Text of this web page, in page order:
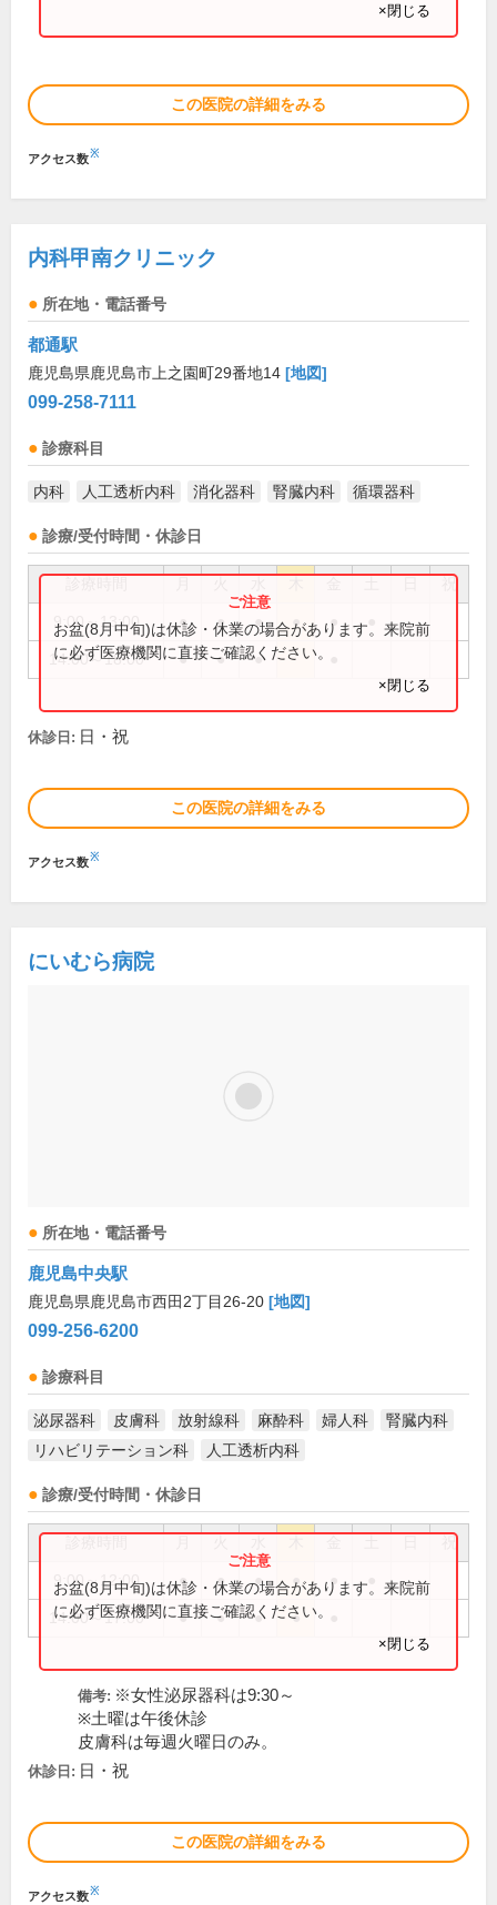
×閉じる
この医院の詳細をみる
アクセス数※
内科甲南クリニック
所在地・電話番号
都通駅
鹿児島県鹿児島市上之園町29番地14 [地図]
099-258-7111
診療科目
内科 人工透析内科 消化器科 腎臓内科 循環器科
診療/受付時間・休診日
祝
9:00～13:00 ● ● ● ● ●
14:00～18:00 ● ● ●
お盆(8月中旬)は休診・休業の場合があります。来院前
に必ず医療機関に直接ご確認ください。
×閉じる
休診日: 日・祝
この医院の詳細をみる
アクセス数※
にいむら病院
所在地・電話番号
鹿児島中央駅
鹿児島県鹿児島市西田2丁目26-20 [地図]
099-256-6200
診療科目
泌尿器科 皮膚科 放射線科 麻酔科 婦人科
腎臓内科
リハビリテーション科
人工透析内科
診療/受付時間・休診日
祝
9:00～12:00 ● ● ● ● ●
14:00～17:00 ● ● ● ●
お盆(8月中旬)は休診・休業の場合があります。来院前
に必ず医療機関に直接ご確認ください。
×閉じる
備考: ※女性泌尿器科は9:30～
※土曜は午後休診
皮膚科は毎週火曜日のみ。
休診日: 日・祝
この医院の詳細をみる
アクセス数※